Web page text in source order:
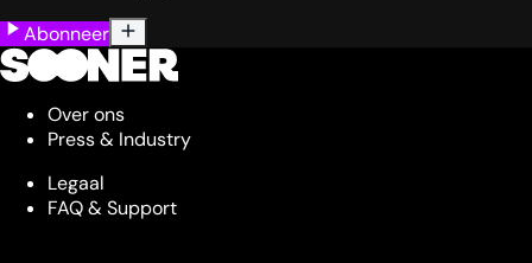
Abonneer
Over ons
Press & Industry
Legaal
FAQ & Support